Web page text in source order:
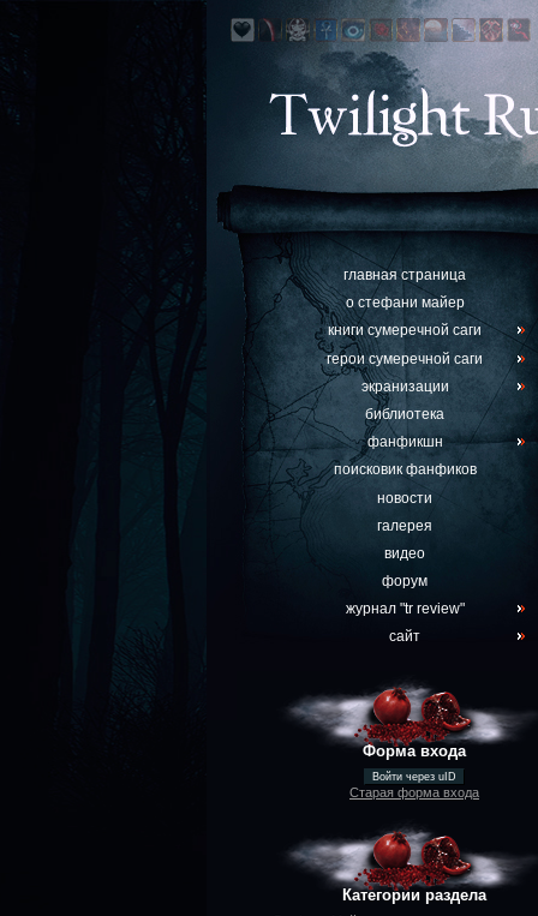
главная страница
о стефани майер
книги сумеречной саги
герои сумеречной саги
экранизации
библиотека
фанфикшн
поисковик фанфиков
новости
галерея
видео
форум
журнал "tr review"
сайт
Форма входа
Войти через uID
Старая форма входа
Категории раздела